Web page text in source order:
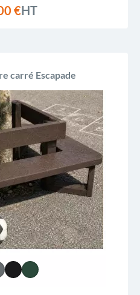
€HT
carré Escapade